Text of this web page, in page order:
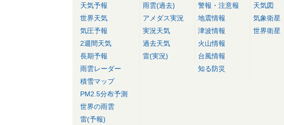
天気予報
世界天気
気圧予報
2週間天気
長期予報
雨雲レーダー
積雪マップ
PM2.5分布予測
世界の雨雲
雷(予報)
雨雲(過去)
アメダス実況
実況天気
過去天気
雷(実況)
警報・注意報
地震情報
津波情報
火山情報
台風情報
知る防災
天気図
気象衛星
世界衛星